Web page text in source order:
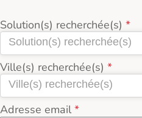
Solution(s) recherchée(s)
Ville(s) recherchée(s)
Adresse email